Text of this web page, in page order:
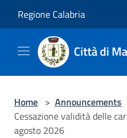
Regione Calabria
Città di
Home > Announcements
Cessazione validità delle
agosto 2026